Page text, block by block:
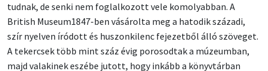
tudnak, de senki nem foglalkozott vele komolyabban. A
British Museum1847-ben vásárolta meg a hatodik századi,
szír nyelven íródott és huszonkilenc fejezetből álló szöveget.
A tekercsek több mint száz évig porosodtak a múzeumban,
majd valakinek eszébe jutott, hogy inkább a könyvtárban